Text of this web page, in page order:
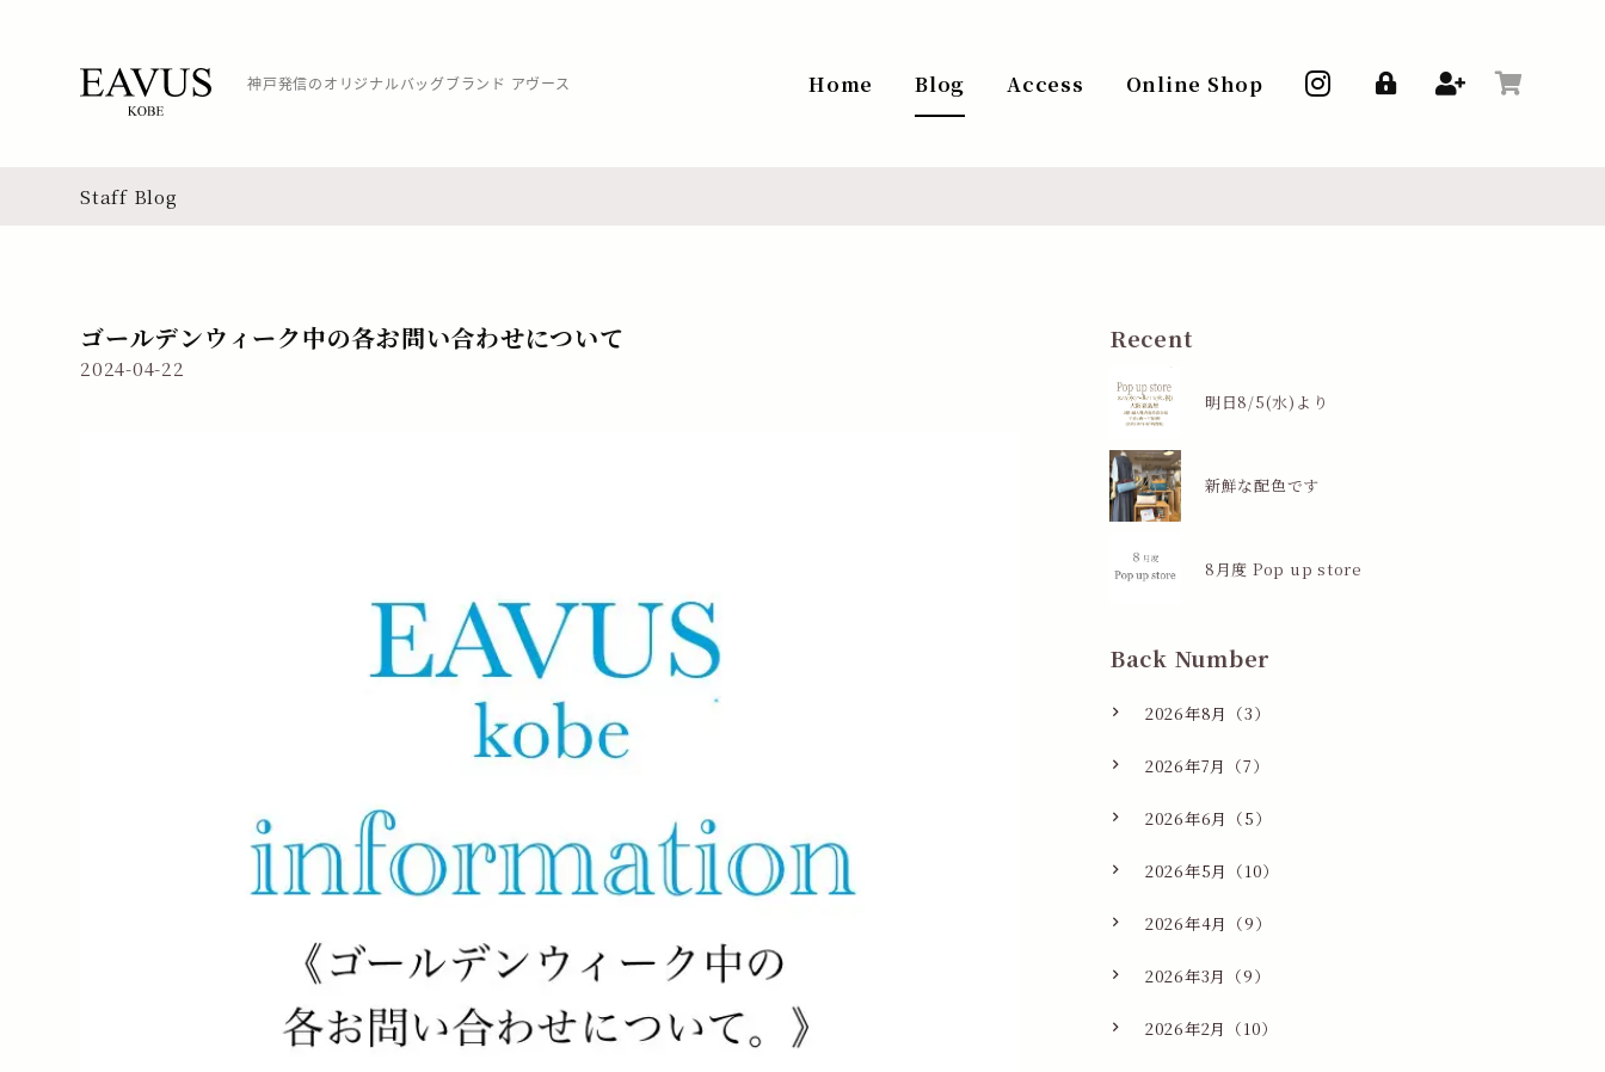
神戸発信のオリジナルバッグブランド アヴース Home Blog Access Online Shop
Staff Blog
ゴールデンウィーク中の各お問い合わせについて
2024-04-22
Recent
明日8/5(水)より
新鮮な配色です
8月度 Pop up store
Back Number
2026年8月（3）
2026年7月（7）
2026年6月（5）
2026年5月（10）
2026年4月（9）
2026年3月（9）
2026年2月（10）